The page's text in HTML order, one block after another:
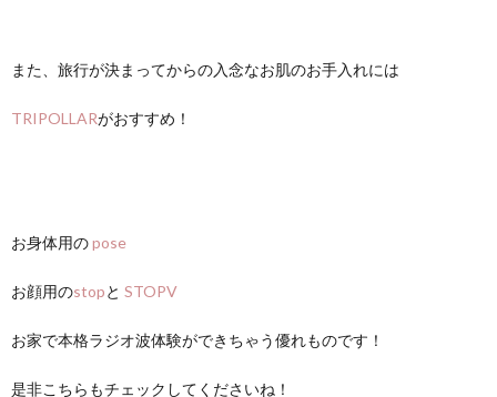
また、旅行が決まってからの入念なお肌のお手入れには
TRIPOLLARがおすすめ！
お身体用のpose
お顔用のstopと STOPV
お家で本格ラジオ波体験ができちゃう優れものです！
是非こちらもチェックしてくださいね！